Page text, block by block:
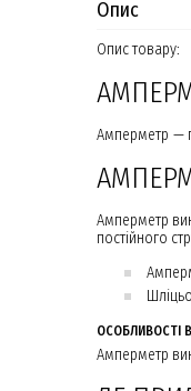
Опис
Опис товару:
Амперметр —
Амперметр
постійного
ОСОБЛИВОСТІ
Амперметр